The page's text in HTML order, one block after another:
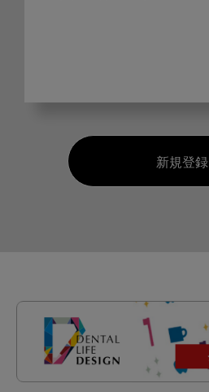
新規登録